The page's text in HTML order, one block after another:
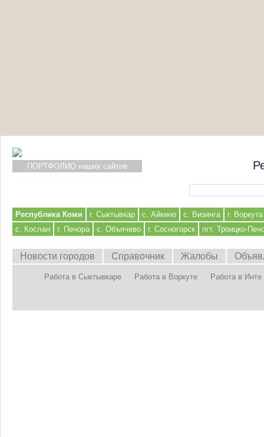
ПОРТФОЛИО наших сайтов
Республика Коми г. Сыктывкар с. Айкино с. Визинга
г. Воркута
с. Кослан
г. Печора с. Объячево г. Сосногорск пгт. Троицко-
Новости городов Справочник Жалобы
Работа в Сыктывкаре Работа в Воркуте Работа в Инте